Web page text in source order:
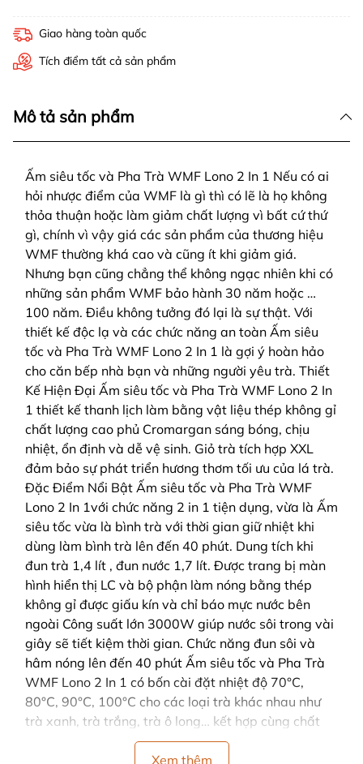
Giao hàng toàn quốc
Tích điểm tất cả sản phẩm
Mô tả sản phẩm
Ấm siêu tốc và Pha Trà WMF Lono 2 In 1 Nếu có ai
hỏi nhược điểm của WMF là gì thì có lẽ là họ không
thỏa thuận hoặc làm giảm chất lượng vì bất cứ thứ
gì, chính vì vậy giá các sản phẩm của thương hiệu
WMF thường khá cao và cũng ít khi giảm giá.
Nhưng bạn cũng chẳng thể không ngạc nhiên khi có
những sản phẩm WMF bảo hành 30 năm hoặc …
100 năm. Điều không tưởng đó lại là sự thật. Với
thiết kế độc lạ và các chức năng an toàn Ấm siêu
tốc và Pha Trà WMF Lono 2 In 1 là gợi ý hoàn hảo
cho căn bếp nhà bạn và những người yêu trà. Thiết
Kế Hiện Đại Ấm siêu tốc và Pha Trà WMF Lono 2 In
1 thiết kế thanh lịch làm bằng vật liệu thép không gỉ
chất lượng cao phủ Cromargan sáng bóng, chịu
nhiệt, ổn định và dễ vệ sinh. Giỏ trà tích hợp XXL
đảm bảo sự phát triển hương thơm tối ưu của lá trà.
Đặc Điểm Nổi Bật Ấm siêu tốc và Pha Trà WMF
Lono 2 In 1với chức năng 2 in 1 tiện dụng, vừa là Ấm
siêu tốc vừa là bình trà với thời gian giữ nhiệt khi
dùng làm bình trà lên đến 40 phút. Dung tích khi
đun trà 1,4 lít , đun nước 1,7 lít. Được trang bị màn
hình hiển thị LC và bộ phận làm nóng bằng thép
không gỉ được giấu kín và chỉ báo mực nước bên
ngoài Công suất lớn 3000W giúp nước sôi trong vài
giây sẽ tiết kiệm thời gian. Chức năng đun sôi và
hâm nóng lên đến 40 phút Ấm siêu tốc và Pha Trà
WMF Lono 2 In 1 có bốn cài đặt nhiệt độ 70°C,
80°C, 90°C, 100°C cho các loại trà khác nhau như
trà xanh, trà trắng, trà ô long… kết hợp cùng chất
liệu thân ấm bằng thuỷ tinh đảm bảo tận dụng được
tối đa mùi thơm của lá trà. Chương trình có thể điều
Xem thêm